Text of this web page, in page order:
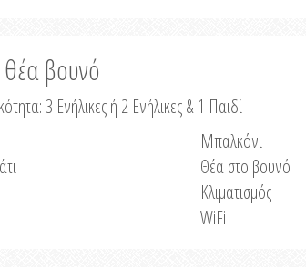
θέα βουνό
3 Ενήλικες ή 2 Ενήλικες & 1 Παιδί
Μπαλκόνι
Θέα στο βουνό
Κλιματισμός
WiFi